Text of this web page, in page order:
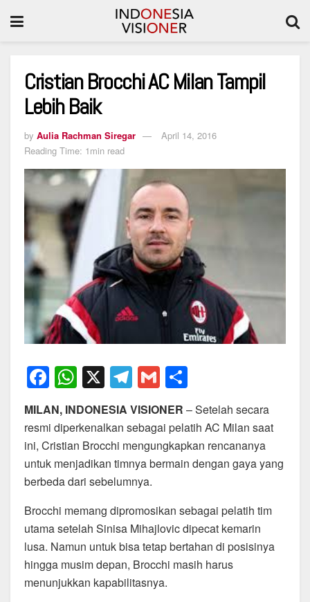
Cristian Brocchi AC Milan Tampil
Lebih Baik
by Aulia Rachman Siregar
April 14, 2016
Reading Time: 1min read
F
a
c
e
b
o
o
k
W
h
at
s
A
p
p
X T
el
e
gr
a
m
G
m
ail
h
ar
e
MILAN, INDONESIA VISIONER – Setelah secara
resmi diperkenalkan sebagai pelatih AC Milan saat
ini, Cristian Brocchi mengungkapkan rencananya
untuk menjadikan timnya bermain dengan gaya yang
berbeda dari sebelumnya.
Brocchi memang dipromosikan sebagai pelatih tim
utama setelah Sinisa Mihajlovic dipecat kemarin
lusa. Namun untuk bisa tetap bertahan di posisinya
hingga musim depan, Brocchi masih harus
menunjukkan kapabilitasnya.